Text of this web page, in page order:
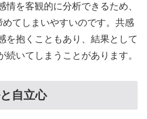
を客観的に分析できるため、
めてしまいやすいのです。共感
を抱くこともあり、結果として
いてしまうことがあります。
自立心